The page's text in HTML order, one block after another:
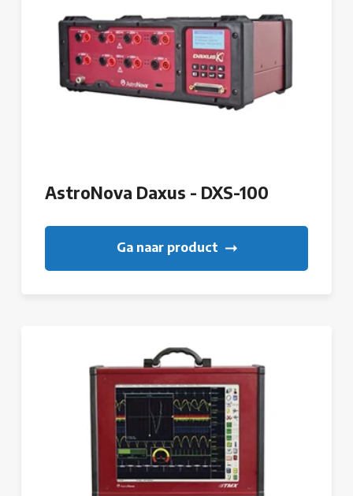
AstroNova Daxus - DXS-100
Ga naar product